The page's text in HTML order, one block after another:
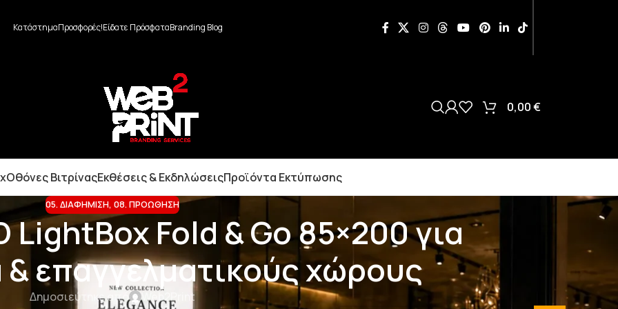
ΚατάστημαΠροσφορές!Είδατε ΠρόσφαταBranding Blog
0,00€
Οθόνες ΒιτρίναςΕκθέσεις & ΕκδηλώσειςΠροϊόντα Εκτύπωσης
05. ΔΙΑΦΉΜΙΣΗ, 08. ΠΡΟΏΘΗΣΗ
LightBox Fold & Go 85×200 για
επαγγελματικούς χώρους
Δημοσιεύτηκε από Web2Print